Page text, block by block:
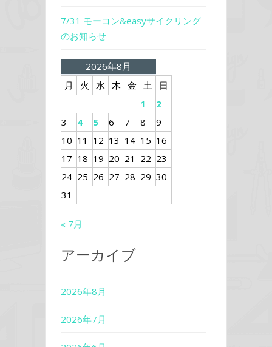
7/31 モーコン&easyサイクリング
のお知らせ
2026年8月
月
火 水 木 金 土
日
1
2
3
4 5 6 7 8
9
10 11 12 13 14 15 16
17 18 19 20 21 22 23
24 25 26 27 28 29 30
31
« 7月
アーカイブ
2026年8月
2026年7月